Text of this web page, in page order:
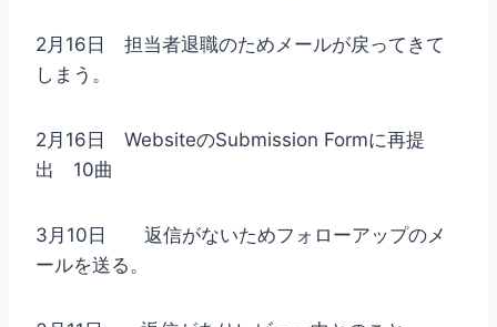
2月16日 担当者退職のためメールが戻ってきて
しまう。
2月16日 WebsiteのSubmission Formに再提
出 10曲
3月10日 返信がないためフォローアップのメ
ールを送る。